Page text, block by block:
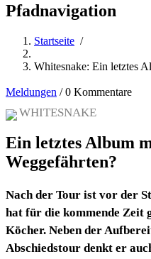
Pfadnavigation
Startseite /
Whitesnake: Ein letztes
Meldungen /0 Kommentare
WHITESNAKE
Ein letztes Album
Weggefährten?
Nach der Tour ist vor der
hat für die kommende Zeit
Köcher. Neben der
Abschiedstour denkt er